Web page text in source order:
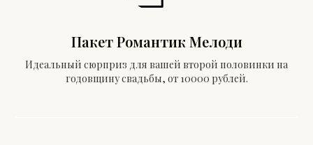
Пакет Романтик Мелоди
Идеальный сюрприз для вашей второй половинки на
годовщину свадьбы, от 10000 рублей.